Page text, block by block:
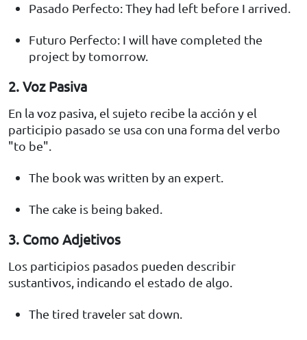
Pasado Perfecto: They had left before I arrived.
Futuro Perfecto: I will have completed the
project by tomorrow.
2. Voz Pasiva
En la voz pasiva, el sujeto recibe la acción y el
participio pasado se usa con una forma del verbo
"to be".
The book was written by an expert.
The cake is being baked.
3. Como Adjetivos
Los participios pasados pueden describir
sustantivos, indicando el estado de algo.
The tired traveler sat down.